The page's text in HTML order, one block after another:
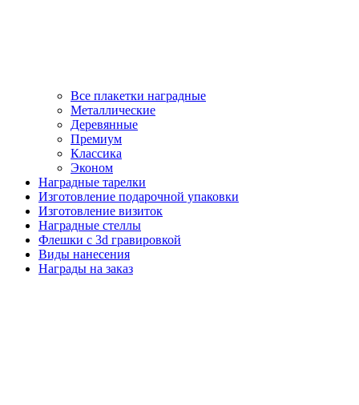
Все плакетки наградные
Металлические
Деревянные
Премиум
Классика
Эконом
Наградные тарелки
Изготовление подарочной упаковки
Изготовление визиток
Наградные стеллы
Флешки с 3d гравировкой
Виды нанесения
Награды на заказ